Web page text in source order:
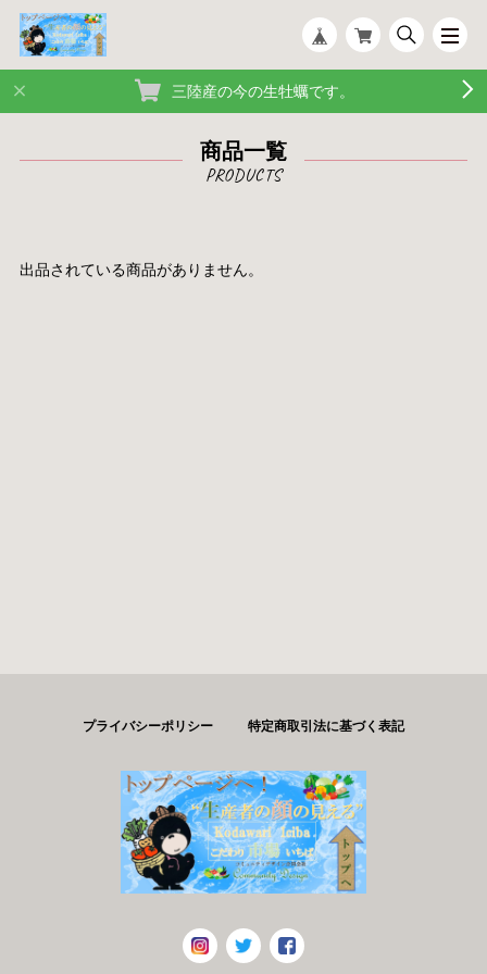
三陸産の今の生牡蠣です。
商品一覧
出品されている商品がありません。
プライバシーポリシー 特定商取引法に基づく表記